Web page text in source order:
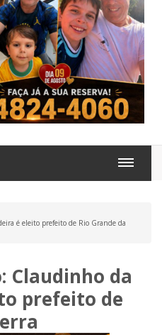
é eleito prefeito de Rio Grande da
Claudinho da
prefeito de